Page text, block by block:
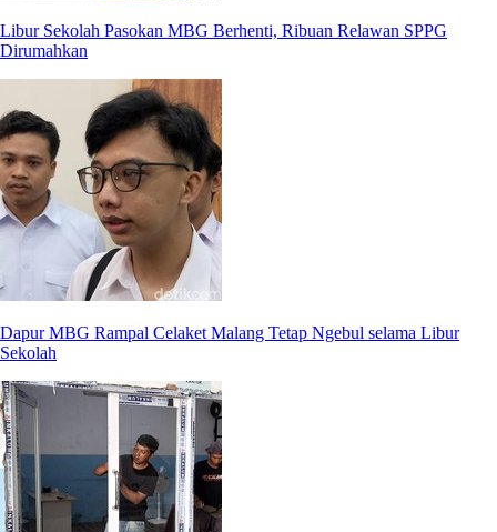
Libur Sekolah Pasokan MBG Berhenti, Ribuan Relawan SPPG
Dirumahkan
Dapur MBG Rampal Celaket Malang Tetap Ngebul selama Libur
Sekolah